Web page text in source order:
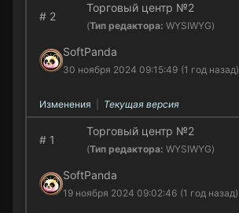
#2
Торговый центр №2
(Тип редактора: WYSIWYG)
SoftPanda
30 ноября 2024 09:15:49 (1 год назад)
Изменения Текущая версия
#1
Торговый центр №2
(Тип редактора: WYSIWYG)
SoftPanda
19 ноября 2024 09:02:46 (1 год назад)